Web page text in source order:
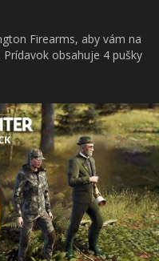
Firearms, aby vám na
obsahuje 4 pušky